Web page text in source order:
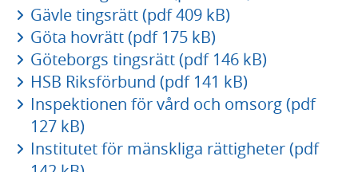
Gävle tingsrätt (pdf 409 kB)
Göta hovrätt (pdf 175 kB)
Göteborgs tingsrätt (pdf 146 kB)
HSB Riksförbund (pdf 141 kB)
Inspektionen för vård och omsorg (pdf
127 kB)
Institutet för mänskliga rättigheter (pdf